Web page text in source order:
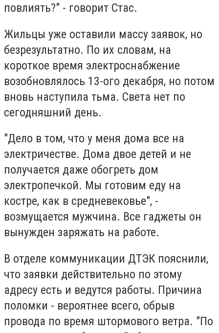
повлиять?" - говорит Стас.
Жильцы уже оставили массу заявок, но
безрезультатно. По их словам, на
короткое время электроснабжение
возобновлялось 13-ого декабря, но потом
вновь наступила тьма. Света нет по
сегодняшний день.
"Дело в том, что у меня дома все на
электричестве. Дома двое детей и не
получается даже обогреть дом
электропечкой. Мы готовим еду на
костре, как в средневековье", -
возмущается мужчина. Все гаджеты он
вынужден заряжать на работе.
В отделе коммуникации ДТЭК пояснили,
что заявки действительно по этому
адресу есть и ведутся работы. Причина
поломки - вероятнее всего, обрыв
провода по время штормового ветра. "По